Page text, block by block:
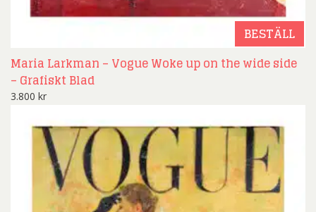
BESTÄLL
Maria Larkman – Vogue Woke up on the wide side
– Grafiskt Blad
3.800 kr